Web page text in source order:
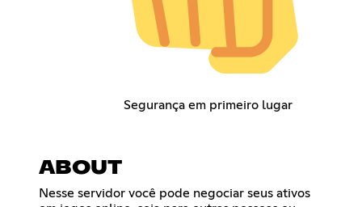
Segurança em primeiro lugar
ABOUT
Nesse servidor você pode negociar seus ativos